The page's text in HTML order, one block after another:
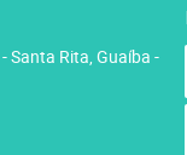
-Santa Rita, Guaíba -